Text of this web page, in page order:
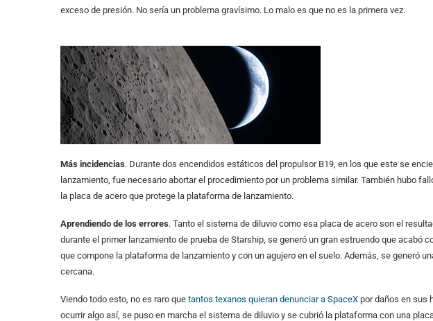
exceso de presión. No sería un problema gravísimo. Lo malo es que no es la primera vez.
Más incidencias. Durante dos encendidos estáticos del propulsor B19, en los que este se
lanzamiento, fue necesario abortar el procedimiento por un problema similar. También hubo
la placa de acero que protege la plataforma de lanzamiento.
Aprendiendo de los errores. Tanto el sistema de diluvio como esa placa de acero son el
durante el primer lanzamiento de prueba de Starship, se generó un gran estruendo que acabó
que compone la plataforma de lanzamiento y con un agujero en el suelo. Además, se generó
cercana.
Viendo todo esto, no es raro que tantos texanos quieran denunciar a SpaceX por daños en sus
ocurrir algo así, se puso en marcha el sistema de diluvio y se cubrió la plataforma con una